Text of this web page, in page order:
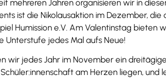
mehreren Jahren organisieren wir in
ist die Nikolausaktion im Dezember,
Humission e.V. Am Valentinstag bieten
Unterstufe jedes Mal aufs Neue!
wir jedes Jahr im November ein
am Herzen liegen, und